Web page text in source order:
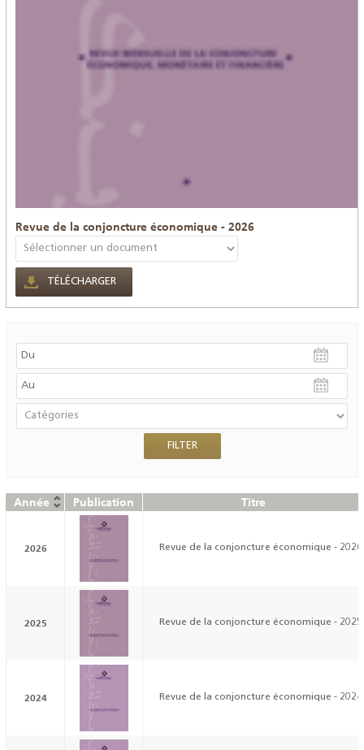
Revue de la conjoncture économique - 2026
TÉLÉCHARGER
Année Publication Titre
2026 Revue de la conjoncture économique - 2026
2025 Revue de la conjoncture économique - 2025
2024 Revue de la conjoncture économique - 2024